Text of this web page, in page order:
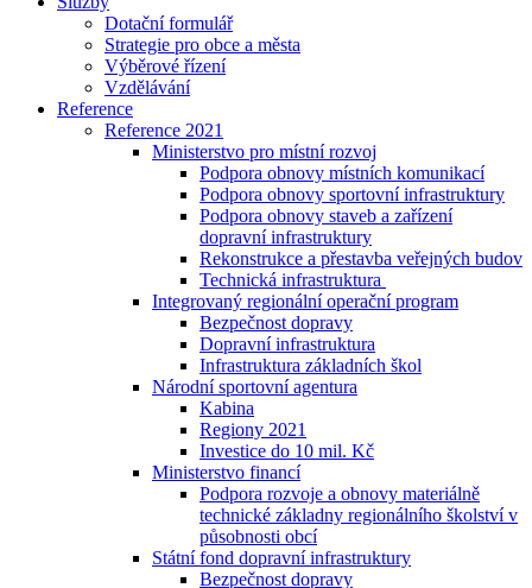
Dotační formulář
Strategie pro obce a města
Výběrové řízení
Vzdělávání
Reference
Reference 2021
Ministerstvo pro místní rozvoj
Podpora obnovy místních komunikací
Podpora obnovy sportovní infrastruktury
Podpora obnovy staveb a zařízení
dopravní infrastruktury
Rekonstrukce a přestavba veřejných budov
Technická infrastruktura
Integrovaný regionální operační program
Bezpečnost dopravy
Dopravní infrastruktura
Infrastruktura základních škol
Národní sportovní agentura
Kabina
Regiony 2021
Investice do 10 mil. Kč
Ministerstvo financí
Podpora rozvoje a obnovy materiálně
technické základny regionálního školství v
působnosti obcí
Státní fond dopravní infrastruktury
Bezpečnost dopravy